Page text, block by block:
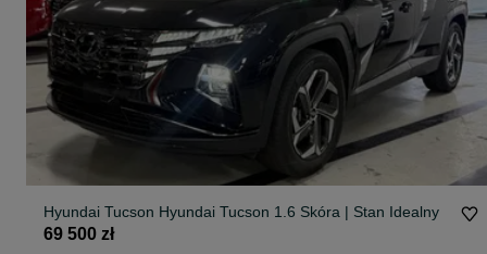
Hyundai Tucson Hyundai Tucson 1.6 Skóra | Stan Idealny
69 500 zł